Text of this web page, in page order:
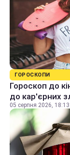
ГОРОСКОПИ
Гороскоп до
до кар'єрних
05 серпня 2026, 18:13